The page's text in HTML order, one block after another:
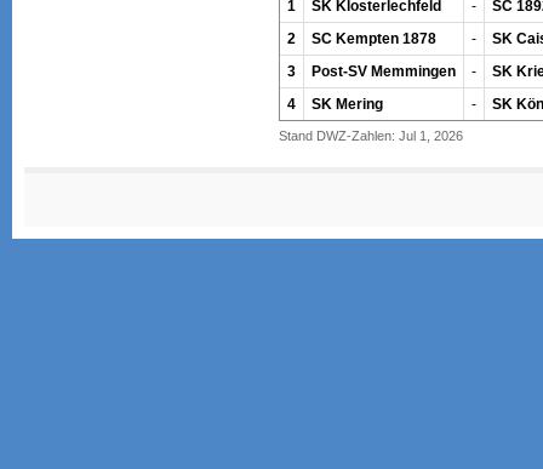
1
SK Klosterlechfeld -
SC
2
SC Kempten 1878 -
SK
3
Post-SV Memmingen -
SK
4
SK Mering - SK
Stand DWZ-Zahlen: Jul 1, 2026